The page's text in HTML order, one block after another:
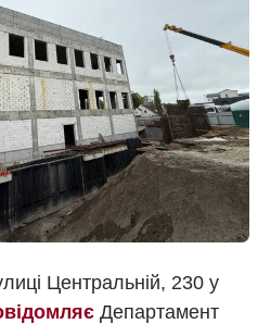
Центральній, 230 у
Департамент